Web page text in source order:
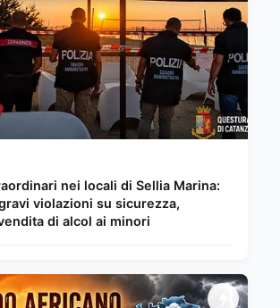
nei locali di Sellia Marina:
violazioni su sicurezza,
di alcol ai minori